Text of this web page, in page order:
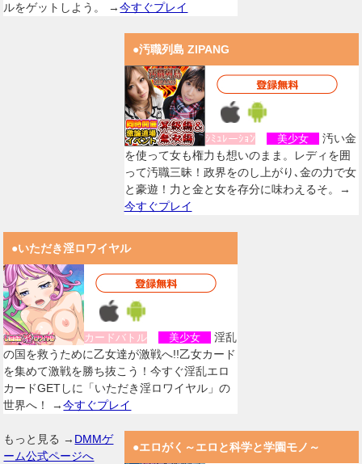
ルをゲットしよう。 →今すぐプレイ
●汚職列島 ZIPANG
ｼﾐｭﾚーｼｮﾝ 美少女
汚い金
を使って女も権力も想いのまま。レディを囲
って汚職三昧！政界をのし上がり､金の力で女
と豪遊！力と金と女を存分に味わえるそ。→
今すぐプレイ
●いただき淫ロワイヤル
カードバトル 美少女
淫乱
の国を救うために乙女達が激戦へ!!乙女カード
を集めて激戦を勝ち抜こう！今すぐ淫乱エロ
カードGETしに「いただき淫ロワイヤル」の
世界へ！ →今すぐプレイ
●エロがく～エロと科学と学園モノ～
もっと見る → DMMゲ
ーム公式ページへ